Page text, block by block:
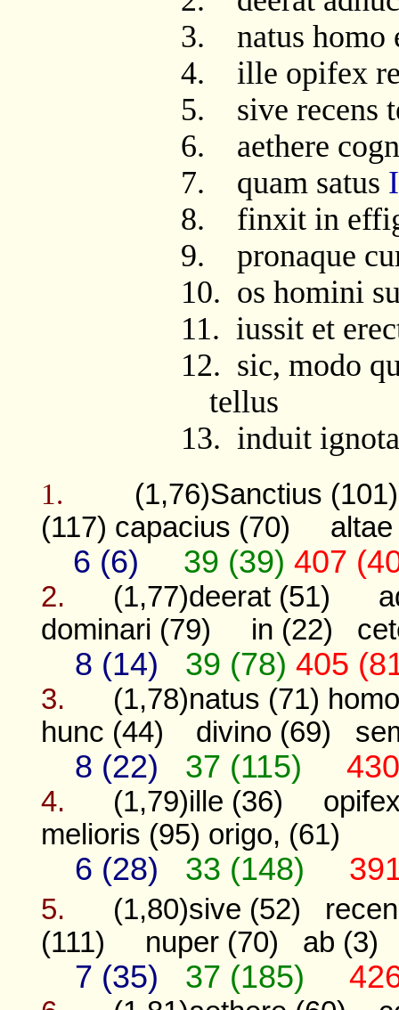
3.
natus
4.
ille opifex
5.
sive recens
6.
aethere
7.
quam satus
8.
finxit in
9.
pronaque
10. os homini
11. iussit et
12. sic, modo
tellus
13. induit
1.
(1,76)Sanctius (101)
(117) capacius (70)
6 (6) 39 (39) 407
2. (1,77)deerat (51)
dominari (79)
in (22)
8 (14) 39 (78) 405
3. (1,78)natus (71)
hunc (44)
divino (69)
8 (22) 37 (115)
4. (1,79)ille (36)
melioris (95) origo, (61)
6 (28) 33 (148)
5. (1,80)sive (52)
(111)
nuper (70) ab (3)
7 (35) 37 (185)